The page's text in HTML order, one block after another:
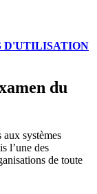
D'UTILISATION
du
systèmes
l’une des
de toute